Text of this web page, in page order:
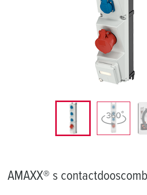
AMAXX® s